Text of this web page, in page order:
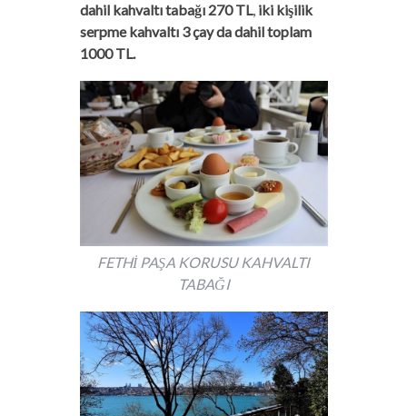
dahil kahvaltı tabağı 270 TL, iki kişilik
serpme kahvaltı 3 çay da dahil toplam
1000 TL.
FETHİ PAŞA KORUSU KAHVALTI
TABAĞI